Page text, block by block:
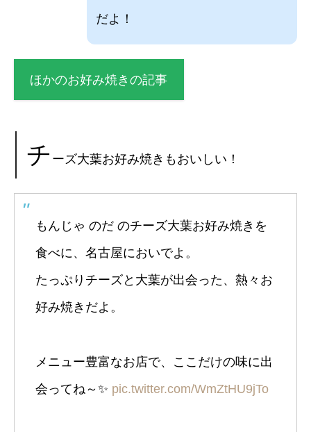
だよ！
ほかのお好み焼きの記事
チ ーズ大葉お好み焼きもおいしい！
もんじゃ のだ のチーズ大葉お好み焼きを
食べに、名古屋においでよ。
たっぷりチーズと大葉が出会った、熱々お
好み焼きだよ。
メニュー豊富なお店で、ここだけの味に出
会ってね～✨️ pic.twitter.com/WmZtHU9jTo